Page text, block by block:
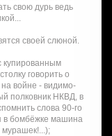
свою дурь ведь
своей слюной.
купированным
говорить о
войне - видимо-
полковник НКВД, в
слова 90-го
в бомбёжке машина
мурашек!...);